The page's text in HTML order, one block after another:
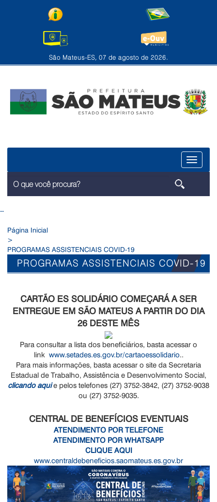
São Mateus-ES, 07 de agosto de 2026.
Menu
--
Página Inicial
>
PROGRAMAS ASSISTENCIAIS COVID-19
PROGRAMAS ASSISTENCIAIS COVID-19
CARTÃO ES SOLIDÁRIO COMEÇARÁ A SER
ENTREGUE EM SÃO MATEUS A PARTIR DO DIA
26 DESTE MÊS
Para consultar a lista dos beneficiários, basta acessar o
link www.setades.es.gov.br/cartaoessolidario..
Para mais informações, basta acessar o site da Secretaria
Estadual de Trabalho, Assistência e Desenvolvimento Social,
clicando aquie pelos telefones (27) 3752-3842, (27) 3752-9038
ou (27) 3752-9035.
CENTRAL DE BENEFÍCIOS EVENTUAIS
ATENDIMENTO POR TELEFONE
ATENDIMENTO POR WHATSAPP
CLIQUE AQUI
www.centraldebeneficios.saomateus.es.gov.br